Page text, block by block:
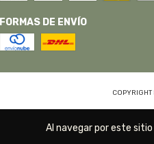
Al navegar por este sitio
FORMAS DE ENVÍO